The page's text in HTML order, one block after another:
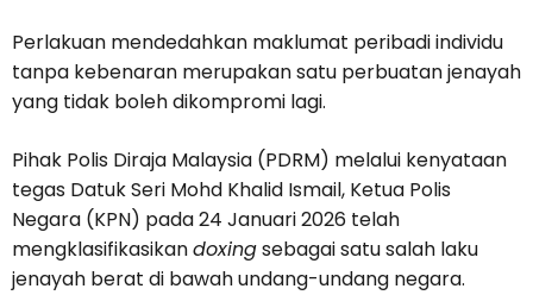
Perlakuan mendedahkan maklumat peribadi individu
tanpa kebenaran merupakan satu perbuatan jenayah
yang tidak boleh dikompromi lagi.
Pihak Polis Diraja Malaysia (PDRM) melalui kenyataan
tegas Datuk Seri Mohd Khalid Ismail, Ketua Polis
Negara (KPN) pada 24 Januari 2026 telah
mengklasifikasikandoxingsebagai satu salah laku
jenayah berat di bawah undang-undang negara.